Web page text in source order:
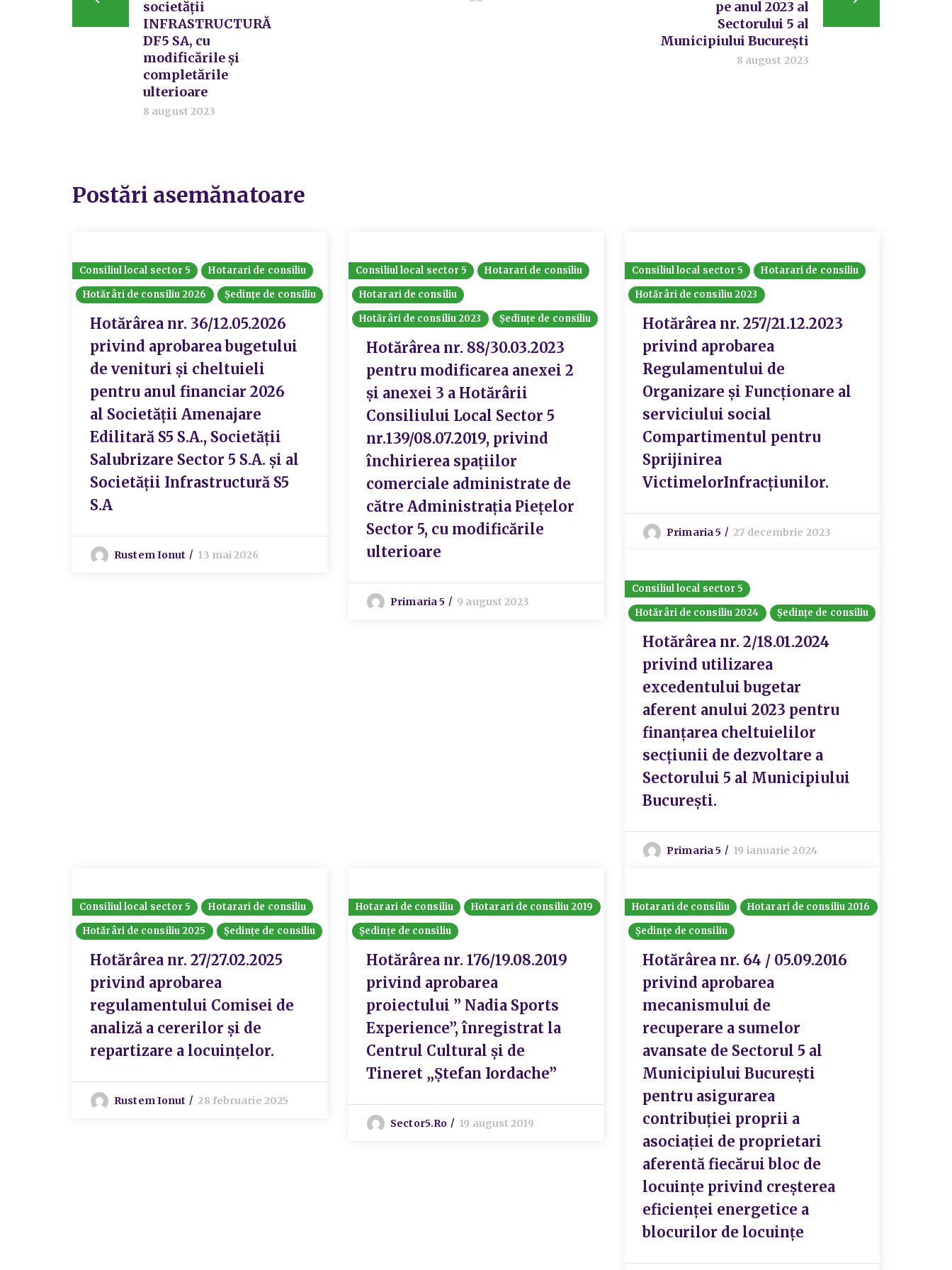
societății
INFRASTRUCTURĂ
DF5 SA, cu
modificările și
completările
ulterioare
8 august 2023
pe anul 2023 al
Sectorului 5 al
Municipiului București
8 august 2023
Postări asemănatoare
Consiliul local sector 5
Hotarari de consiliu
Hotărâri de consiliu 2026
Ședințe de consiliu
Hotărârea nr. 36/12.05.2026
privind aprobarea bugetului
de venituri și cheltuieli
pentru anul financiar 2026
al Societății Amenajare
Edilitară S5 S.A., Societății
Salubrizare Sector 5 S.A. și al
Societății Infrastructură S5
S.A
Rustem Ionut 13 mai 2026
Consiliul local sector 5
Hotarari de consiliu
Hotarari de consiliu
Hotărâri de consiliu 2023
Ședințe de consiliu
Hotărârea nr. 88/30.03.2023
pentru modificarea anexei 2
și anexei 3 a Hotărârii
Consiliului Local Sector 5
nr.139/08.07.2019, privind
închirierea spațiilor
comerciale administrate de
către Administrația Piețelor
Sector 5, cu modificările
ulterioare
Primaria 5 9 august 2023
Consiliul local sector 5
Hotarari de consiliu
Hotărâri de consiliu 2023
Hotărârea nr. 257/21.12.2023
privind aprobarea
Regulamentului de
Organizare și Funcționare al
serviciului social
Compartimentul pentru
Sprijinirea
VictimelorInfracțiunilor.
Primaria 5 27 decembrie 2023
Consiliul local sector 5
Hotărâri de consiliu 2024
Ședințe de consiliu
Hotărârea nr. 2/18.01.2024
privind utilizarea
excedentului bugetar
aferent anului 2023 pentru
finanțarea cheltuielilor
secțiunii de dezvoltare a
Sectorului 5 al Municipiului
București.
Primaria 5 19 ianuarie 2024
Consiliul local sector 5
Hotarari de consiliu
Hotărâri de consiliu 2025
Ședințe de consiliu
Hotărârea nr. 27/27.02.2025
privind aprobarea
regulamentului Comisei de
analiză a cererilor și de
repartizare a locuințelor.
Rustem Ionut 28 februarie 2025
Hotarari de consiliu
Hotarari de consiliu 2019
Ședințe de consiliu
Hotărârea nr. 176/19.08.2019
privind aprobarea
proiectului ” Nadia Sports
Experience”, înregistrat la
Centrul Cultural și de
Tineret „Ștefan Iordache”
Sector5.ro 19 august 2019
Hotarari de consiliu
Hotarari de consiliu 2016
Ședințe de consiliu
Hotărârea nr. 64 / 05.09.2016
privind aprobarea
mecanismului de
recuperare a sumelor
avansate de Sectorul 5 al
Municipiului București
pentru asigurarea
contribuției proprii a
asociației de proprietari
aferentă fiecărui bloc de
locuințe privind creșterea
eficienței energetice a
blocurilor de locuințe